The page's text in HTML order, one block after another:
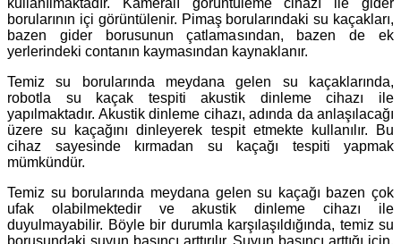
kullanılmaktadır. Kameralı görüntüleme cihazı ile gider
borularının içi görüntülenir. Pimaş borularındaki su kaçakları,
bazen gider borusunun çatlamasından, bazen de ek
yerlerindeki contanın kaymasından kaynaklanır.
Temiz su borularında meydana gelen su kaçaklarında,
robotla su kaçak tespiti akustik dinleme cihazı ile
yapılmaktadır. Akustik dinleme cihazı, adında da anlaşılacağı
üzere su kaçağını dinleyerek tespit etmekte kullanılır. Bu
cihaz sayesinde kırmadan su kaçağı tespiti yapmak
mümkündür.
Temiz su borularında meydana gelen su kaçağı bazen çok
ufak olabilmektedir ve akustik dinleme cihazı ile
duyulmayabilir. Böyle bir durumla karşılaşıldığında, temiz su